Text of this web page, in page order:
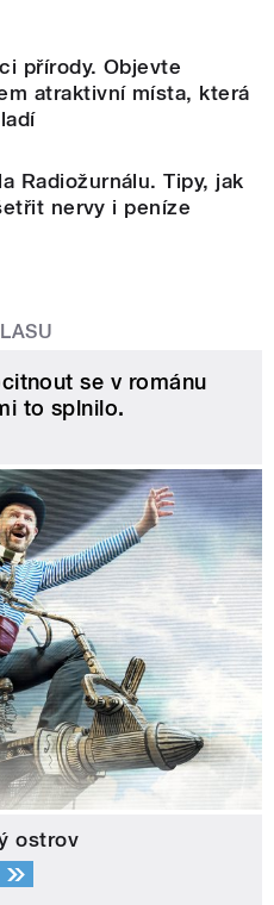
přírody. Objevte
atraktivní místa, která
Radiožurnálu. Tipy, jak
nervy i peníze
se v románu
to splnilo.
ostrov